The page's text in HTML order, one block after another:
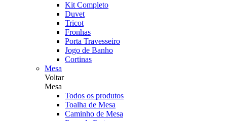
Kit Completo
Duvet
Tricot
Fronhas
Porta Travesseiro
Jogo de Banho
Cortinas
Mesa
Voltar
Mesa
Todos os produtos
Toalha de Mesa
Caminho de Mesa